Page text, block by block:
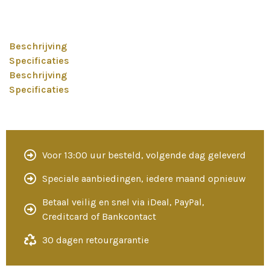
Beschrijving
Specificaties
Beschrijving
Specificaties
Voor 13:00 uur besteld, volgende dag geleverd
Speciale aanbiedingen, iedere maand opnieuw
Betaal veilig en snel via iDeal, PayPal,
Creditcard of Bankcontact
30 dagen retourgarantie